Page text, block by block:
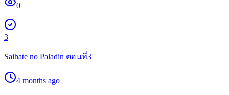
0
3
Saihate no Paladin ตอนที่3
4 months ago